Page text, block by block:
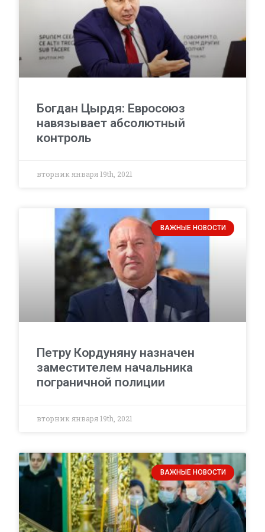
Богдан Цырдя: Евросоюз
навязывает абсолютный
контроль
вторник января 19th, 2021
ВАЖНЫЕ НОВОСТИ
Петру Кордуняну назначен
заместителем начальника
пограничной полиции
вторник января 19th, 2021
ВАЖНЫЕ НОВОСТИ